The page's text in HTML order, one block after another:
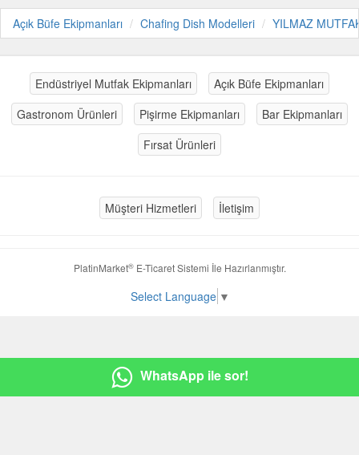
WhatsApp ile sor!
Açık Büfe Ekipmanları Chafing Dish Modelleri YILMAZ
Endüstriyel Mutfak Ekipmanları
Açık Büfe Ekipmanları
Gastronom Ürünleri
Pişirme Ekipmanları
Bar Ekipmanları
Fırsat Ürünleri
Müşteri Hizmetleri İletişim
PlatinMarket®E-Ticaret Sistemi İle Hazırlanmıştır.
Select Language ▼